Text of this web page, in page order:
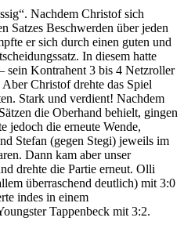
Nachdem Christof sich
Satzes Beschwerden über jeden
er sich durch einen guten und
In diesem hatte
sein Kontrahent 3 bis 4 Netzroller
Christof drehte das Spiel
Stark und verdient! Nachdem
die Oberhand behielt, gingen
jedoch die erneute Wende,
Stefan (gegen Stegi) jeweils im
Dann kam aber unser
drehte die Partie erneut. Olli
überraschend deutlich) mit 3:0
indes in einem
Tappenbeck mit 3:2.